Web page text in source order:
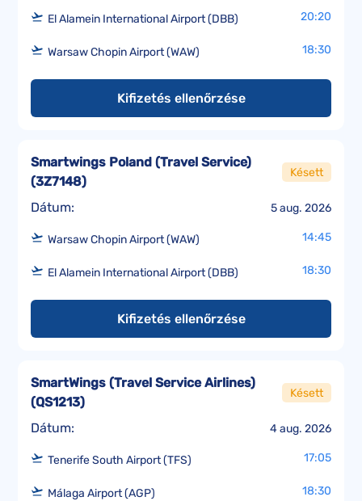
El Alamein International Airport (DBB) 20:20
Warsaw Chopin Airport (WAW) 18:30
Kifizetés ellenőrzése
Dátum: 5 aug. 2026
Smartwings Poland (Travel Service)
(3Z7148)
Késett
Warsaw Chopin Airport (WAW) 14:45
El Alamein International Airport (DBB) 18:30
Kifizetés ellenőrzése
Dátum: 4 aug. 2026
SmartWings (Travel Service Airlines)
(QS1213)
Késett
Tenerife South Airport (TFS) 17:05
Málaga Airport (AGP) 18:30